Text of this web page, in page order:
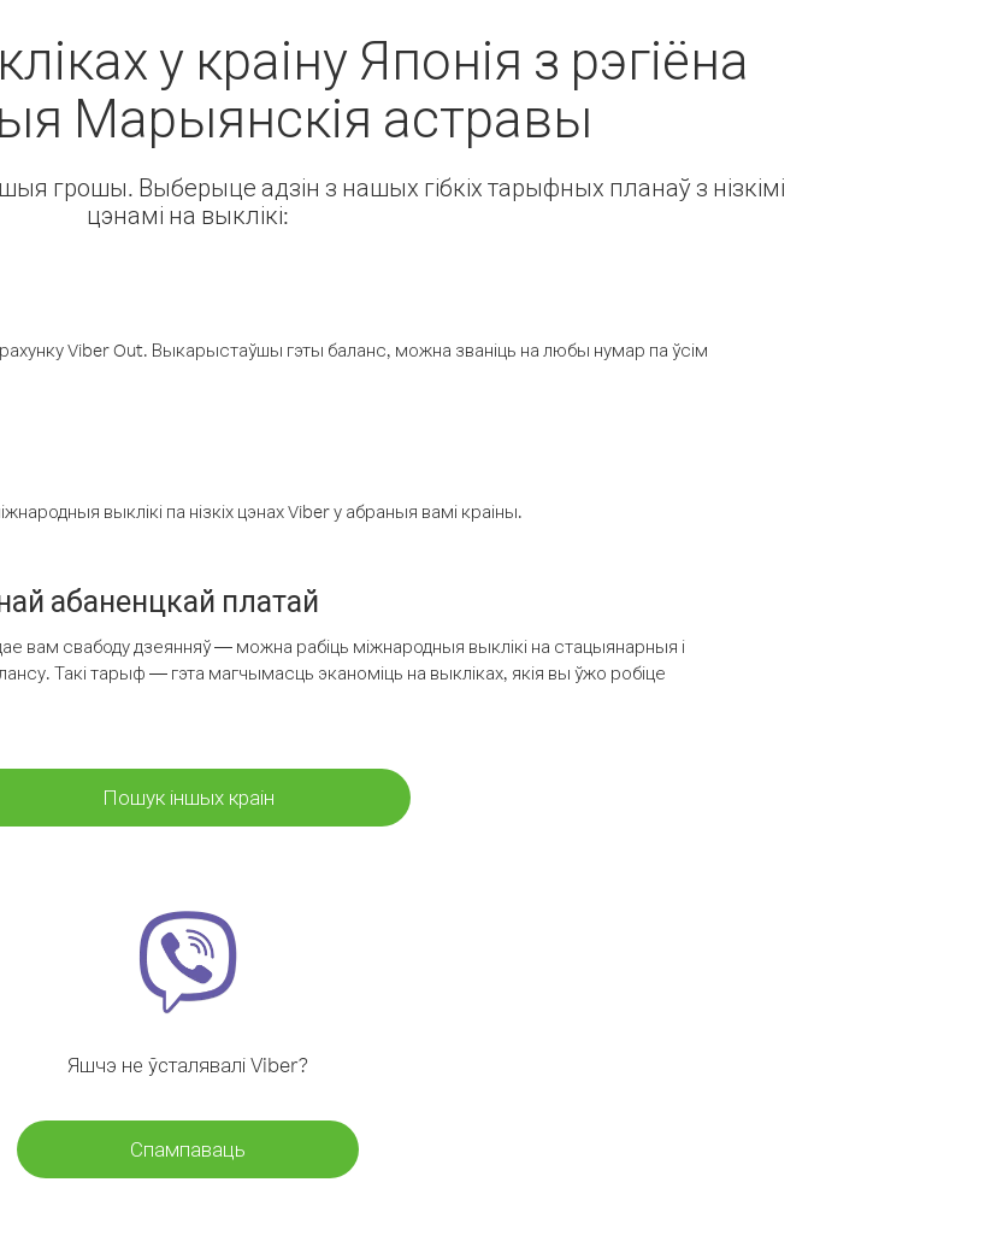
у краіну Японія з рэгіёна
Марыянскія астравы
грошы. Выберыце адзін з нашых гібкіх тарыфных планаў з нізкімі
цэнамі на выклікі:
Viber Out. Выкарыстаўшы гэты баланс, можна званіць на любы нумар па ўсім
выклікі па нізкіх цэнах Viber у абраныя вамі краіны.
абаненцкай платай
вам свабоду дзеянняў — можна рабіць міжнародныя выклікі на стацыянарныя і
Такі тарыф — гэта магчымасць эканоміць на выкліках, якія вы ўжо робіце
Пошук іншых краін
Яшчэ не ўсталявалі Viber?
Спампаваць